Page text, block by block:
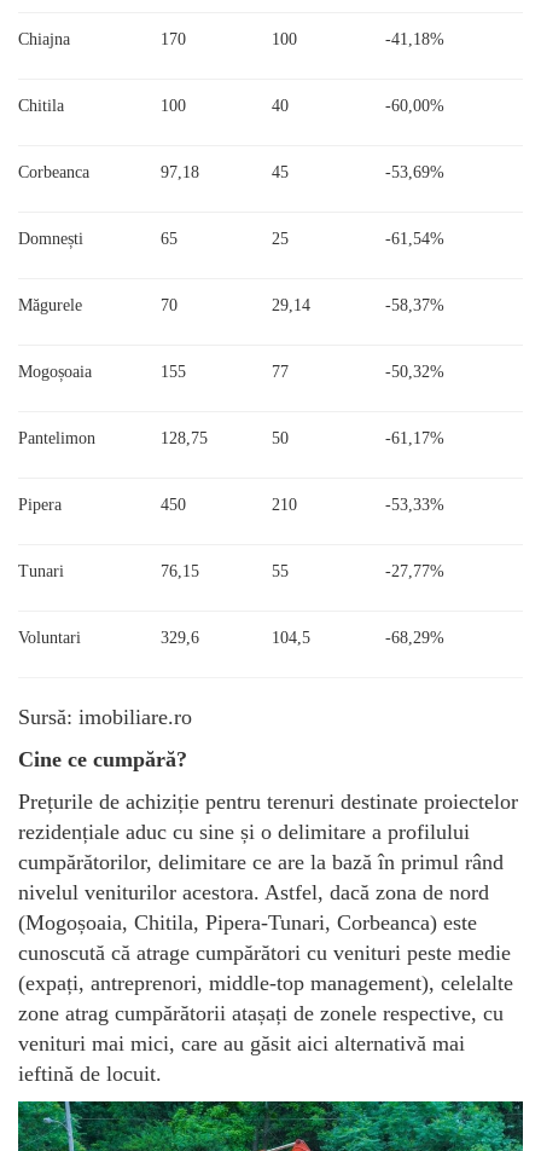
Chiajna 170 100 -41,18%
Chitila 100 40 -60,00%
Corbeanca 97,18 45 -53,69%
Domnești 65 25 -61,54%
Măgurele 70 29,14 -58,37%
Mogoșoaia 155 77 -50,32%
Pantelimon 128,75 50 -61,17%
Pipera 450 210 -53,33%
Tunari 76,15 55 -27,77%
Voluntari 329,6 104,5 -68,29%
Sursă: imobiliare.ro
Cine ce cumpără?
Prețurile de achiziție pentru terenuri destinate proiectelor
rezidențiale aduc cu sine și o delimitare a profilului
cumpărătorilor, delimitare ce are la bază în primul rând
nivelul veniturilor acestora. Astfel, dacă zona de nord
(Mogoșoaia, Chitila, Pipera-Tunari, Corbeanca) este
cunoscută că atrage cumpărători cu venituri peste medie
(expați, antreprenori, middle-top management), celelalte
zone atrag cumpărătorii atașați de zonele respective, cu
venituri mai mici, care au găsit aici alternativă mai
ieftină de locuit.